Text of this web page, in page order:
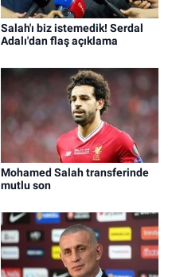
Salah'ı biz istemedik! Serdal
Adalı'dan flaş açıklama
Mohamed Salah transferinde
mutlu son